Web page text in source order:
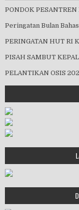
PONDOK
Peringatan Bulan
PERINGATAN HUT RI
PISAH SAMBUT
PELANTIKAN OSIS